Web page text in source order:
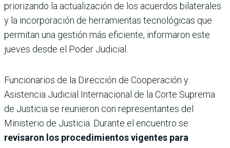
priorizando la actualización de los acuerdos bilaterales
y la incorporación de herramientas tecnológicas que
permitan una gestión más eficiente, informaron este
jueves desde el Poder Judicial.
Funcionarios de la Dirección de Cooperación y
Asistencia Judicial Internacional de la Corte Suprema
de Justicia se reunieron con representantes del
Ministerio de Justicia. Durante el encuentro se
revisaron los procedimientos vigentes para